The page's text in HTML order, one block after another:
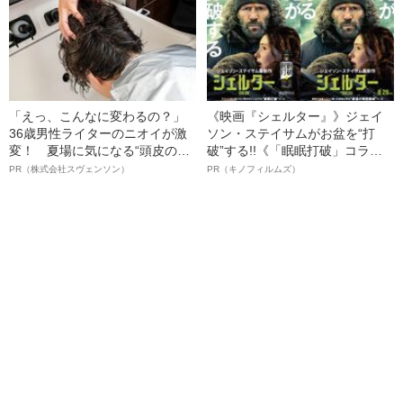
「えっ、こんなに変わるの？」
36歳男性ライターのニオイが激
変！ 夏場に気になる“頭皮のニ
オイ”や“ベタつき”を解消す
PR（株式会社スヴェンソン）
《映画『シェルター』》ジェイ
ソン・ステイサムがお盆を“打
破”する!!《「眠眠打破」コラ
ボ》
PR（キノフィルムズ）